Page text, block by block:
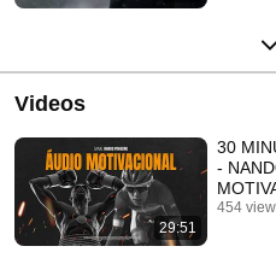
Videos
29:51
30
-
454